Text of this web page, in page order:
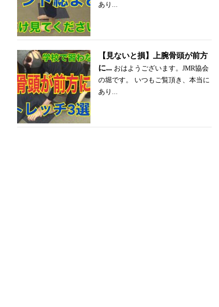
あり...
【見ないと損】上腕骨頭が前方
に... おはようございます。JMR協会
の堀です。 いつもご覧頂き、本当に
あり...